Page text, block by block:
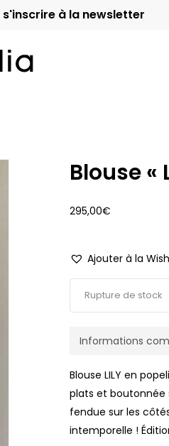
s'inscrire à la newsletter
Blouse «
295,00€
Ajouter à la
Rupture de stock
Informations
Blouse LILY en
plats et boutonnée
fendue sur les
intemporelle !